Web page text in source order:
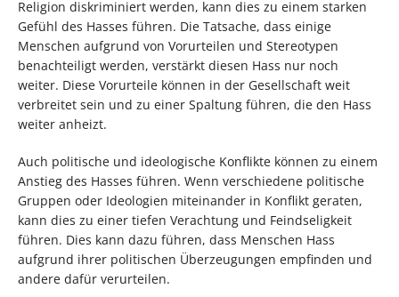
Religion diskriminiert werden, kann dies zu einem starken
Gefühl des Hasses führen. Die Tatsache, dass einige
Menschen aufgrund von Vorurteilen und Stereotypen
benachteiligt werden, verstärkt diesen Hass nur noch
weiter. Diese Vorurteile können in der Gesellschaft weit
verbreitet sein und zu einer Spaltung führen, die den Hass
weiter anheizt.
Auch politische und ideologische Konflikte können zu einem
Anstieg des Hasses führen. Wenn verschiedene politische
Gruppen oder Ideologien miteinander in Konflikt geraten,
kann dies zu einer tiefen Verachtung und Feindseligkeit
führen. Dies kann dazu führen, dass Menschen Hass
aufgrund ihrer politischen Überzeugungen empfinden und
andere dafür verurteilen.